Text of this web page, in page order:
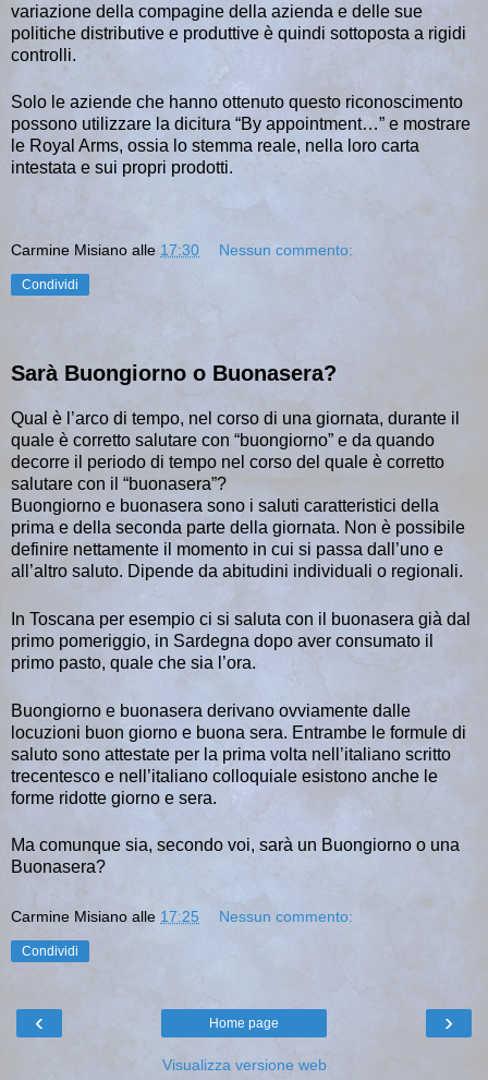
variazione della compagine della azienda e delle sue
politiche distributive e produttive è quindi sottoposta a rigidi
controlli.
Solo le aziende che hanno ottenuto questo riconoscimento
possono utilizzare la dicitura “By appointment…” e mostrare
le Royal Arms, ossia lo stemma reale, nella loro carta
intestata e sui propri prodotti.
Carmine Misiano alle 17:30 Nessun commento:
Condividi
Sarà Buongiorno o Buonasera?
Qual è l’arco di tempo, nel corso di una giornata, durante il
quale è corretto salutare con “buongiorno” e da quando
decorre il periodo di tempo nel corso del quale è corretto
salutare con il “buonasera”?
Buongiorno e buonasera sono i saluti caratteristici della
prima e della seconda parte della giornata. Non è possibile
definire nettamente il momento in cui si passa dall’uno e
all’altro saluto. Dipende da abitudini individuali o regionali.
In Toscana per esempio ci si saluta con il buonasera già dal
primo pomeriggio, in Sardegna dopo aver consumato il
primo pasto, quale che sia l’ora.
Buongiorno e buonasera derivano ovviamente dalle
locuzioni buon giorno e buona sera. Entrambe le formule di
saluto sono attestate per la prima volta nell’italiano scritto
trecentesco e nell’italiano colloquiale esistono anche le
forme ridotte giorno e sera.
Ma comunque sia, secondo voi, sarà un Buongiorno o una
Buonasera?
Carmine Misiano alle 17:25 Nessun commento:
Condividi
‹ ›
Home page
Visualizza versione web